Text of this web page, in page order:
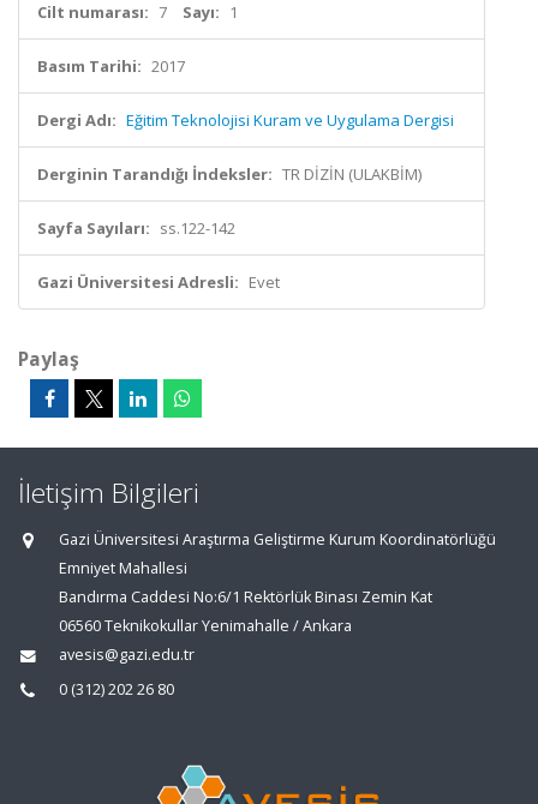
Cilt numarası: 7 Sayı: 1
Basım Tarihi: 2017
Dergi Adı: Eğitim Teknolojisi Kuram ve Uygulama Dergisi
Derginin Tarandığı İndeksler: TR DİZİN (ULAKBİM)
Sayfa Sayıları: ss.122-142
Gazi Üniversitesi Adresli: Evet
Paylaş
İletişim Bilgileri
Gazi Üniversitesi Araştırma Geliştirme Kurum Koordinatörlüğü
Emniyet Mahallesi
Bandırma Caddesi No:6/1 Rektörlük Binası Zemin Kat
06560 Teknikokullar Yenimahalle / Ankara
avesis@gazi.edu.tr
0 (312) 202 26 80